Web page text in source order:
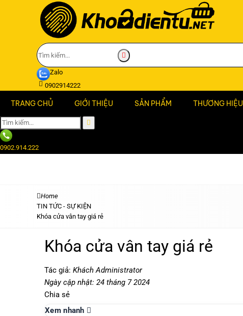
Zalo
0902914222
TRANG CHỦ GIỚI THIỆU SẢN PHẨM THƯƠNG HIỆU
0902.914.222
Home
TIN TỨC - SỰ KIỆN
Khóa cửa vân tay giá rẻ
Khóa cửa vân tay giá rẻ
Tác giả: Khách Administrator
Ngày cập nhật: 24 tháng 7 2024
Chia sẻ
Xem nhanh